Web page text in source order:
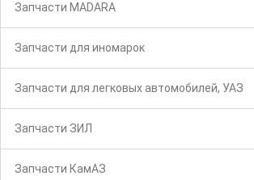
Запчасти MADARA
Запчасти для иномарок
Запчасти для легковых автомобилей, УАЗ
Запчасти ЗИЛ
Запчасти КамАЗ